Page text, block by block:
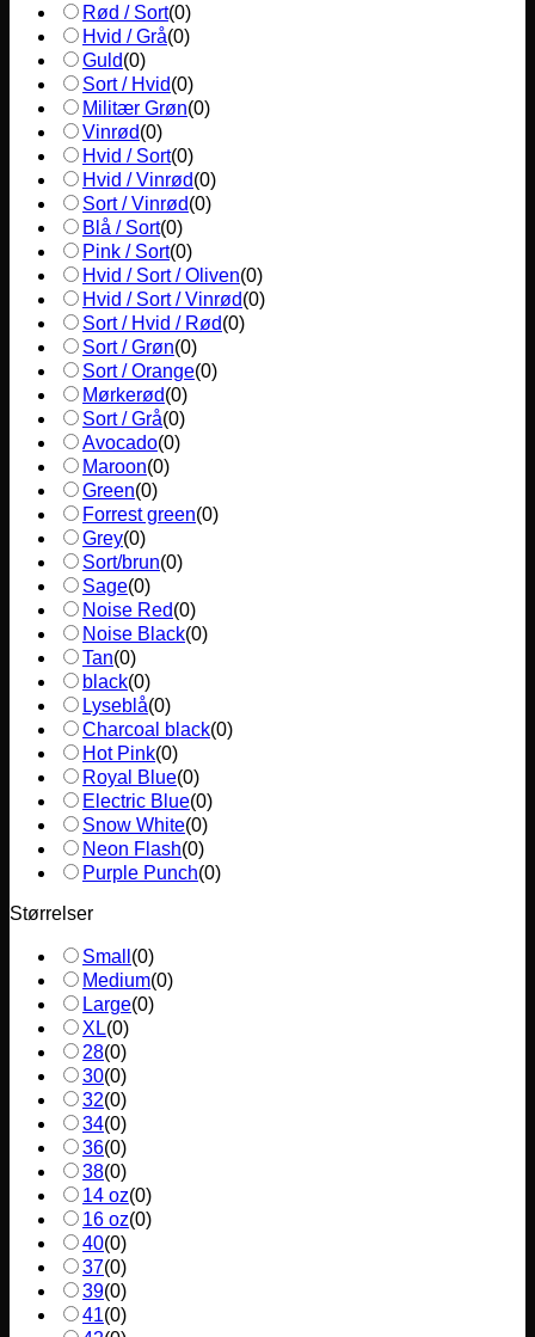
Rød / Sort(0)
Hvid / Grå(0)
Guld(0)
Sort / Hvid(0)
Militær Grøn(0)
Vinrød(0)
Hvid / Sort(0)
Hvid / Vinrød(0)
Sort / Vinrød(0)
Blå / Sort(0)
Pink / Sort(0)
Hvid / Sort / Oliven(0)
Hvid / Sort / Vinrød(0)
Sort / Hvid / Rød(0)
Sort / Grøn(0)
Sort / Orange(0)
Mørkerød(0)
Sort / Grå(0)
Avocado(0)
Maroon(0)
Green(0)
Forrest green(0)
Grey(0)
Sort/brun(0)
Sage(0)
Noise Red(0)
Noise Black(0)
Tan(0)
black(0)
Lyseblå(0)
Charcoal black(0)
Hot Pink(0)
Royal Blue(0)
Electric Blue(0)
Snow White(0)
Neon Flash(0)
Purple Punch(0)
Størrelser
Small (0)
Medium(0)
Large(0)
XL(0)
28(0)
30(0)
32(0)
34(0)
36(0)
38(0)
14 oz(0)
16 oz(0)
40(0)
37(0)
39(0)
41(0)